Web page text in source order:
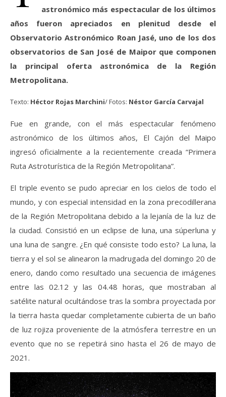
astronómico más espectacular de los últimos
años fueron apreciados en plenitud desde el
Observatorio Astronómico Roan Jasé, uno de los dos
observatorios de San José de Maipor que componen
la principal oferta astronómica de la Región
Metropolitana.
Texto: Héctor Rojas Marchini/ Fotos: Néstor García Carvajal
Fue en grande, con el más espectacular fenómeno
astronómico de los últimos años, El Cajón del Maipo
ingresó oficialmente a la recientemente creada “Primera
Ruta Astroturística de la Región Metropolitana”.
El triple evento se pudo apreciar en los cielos de todo el
mundo, y con especial intensidad en la zona precodillerana
de la Región Metropolitana debido a la lejanía de la luz de
la ciudad. Consistió en un eclipse de luna, una súperluna y
una luna de sangre. ¿En qué consiste todo esto? La luna, la
tierra y el sol se alinearon la madrugada del domingo 20 de
enero, dando como resultado una secuencia de imágenes
entre las 02.12 y las 04.48 horas, que mostraban al
satélite natural ocultándose tras la sombra proyectada por
la tierra hasta quedar completamente cubierta de un baño
de luz rojiza proveniente de la atmósfera terrestre en un
evento que no se repetirá sino hasta el 26 de mayo de
2021.